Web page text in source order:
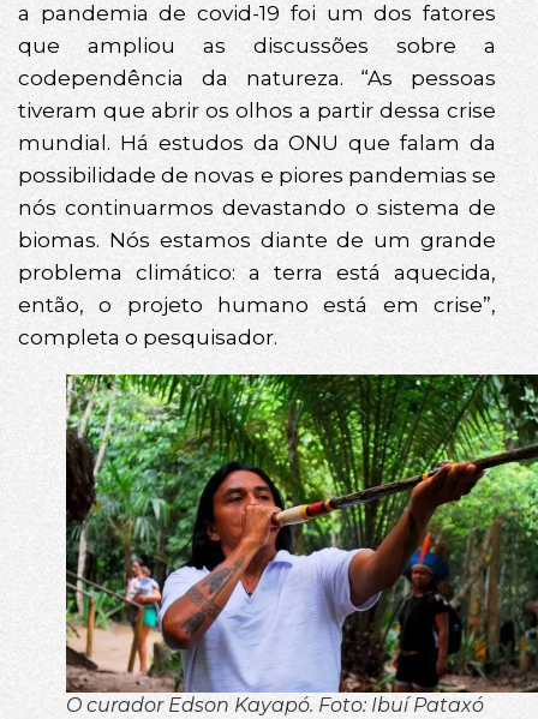
a pandemia de covid-19 foi um dos fatores
que ampliou as discussões sobre a
codependência da natureza. “As pessoas
tiveram que abrir os olhos a partir dessa crise
mundial. Há estudos da ONU que falam da
possibilidade de novas e piores pandemias se
nós continuarmos devastando o sistema de
biomas. Nós estamos diante de um grande
problema climático: a terra está aquecida,
então, o projeto humano está em crise”,
completa o pesquisador.
O curador Edson Kayapó. Foto: Ibuí Pataxó